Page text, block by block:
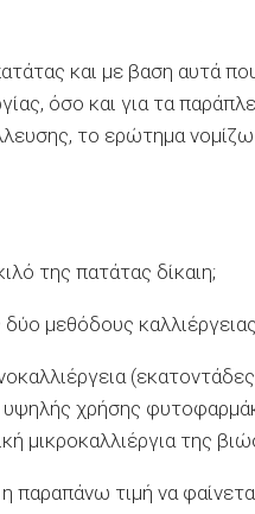
και με βαση αυτά
όσο και για τα
το ερώτημα νομίζω
της πατάτας δίκαιη;
μεθόδους
χρήσης
μικροκαλλιέργια της
τιμή να φαίνεται